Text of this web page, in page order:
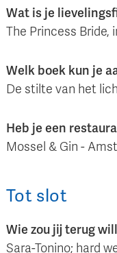
Wat is je
The Princess Bride,
Welk boek kun je
De stilte van het
Heb je een
Mossel & Gin -
Tot slot
Wie zou jij terug
Sara-Tonino; hard